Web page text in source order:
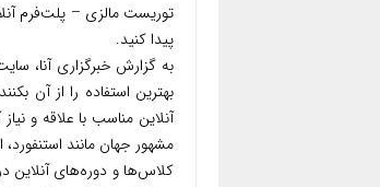
توریست مالزی – پلت‌فرم
پیدا کنید.
به گزارش خبرگزاری آنا،
بهترین استفاده را از آن
آنلاین مناسب با علاقه و
مشهور جهان مانند استنفورد،
کلاس‌ها و دوره‌های آنلاین